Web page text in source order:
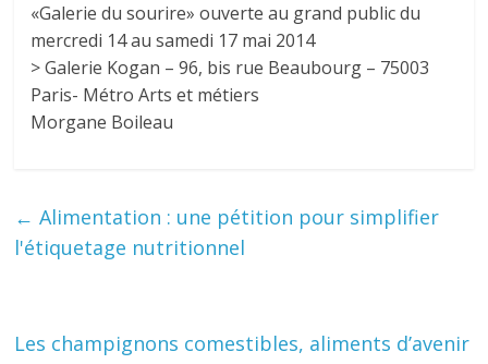
«Galerie du sourire» ouverte au grand public du
mercredi 14 au samedi 17 mai 2014
> Galerie Kogan – 96, bis rue Beaubourg – 75003
Paris- Métro Arts et métiers
Morgane Boileau
← Alimentation : une pétition pour simplifier
l'étiquetage nutritionnel
Les champignons comestibles, aliments d’avenir